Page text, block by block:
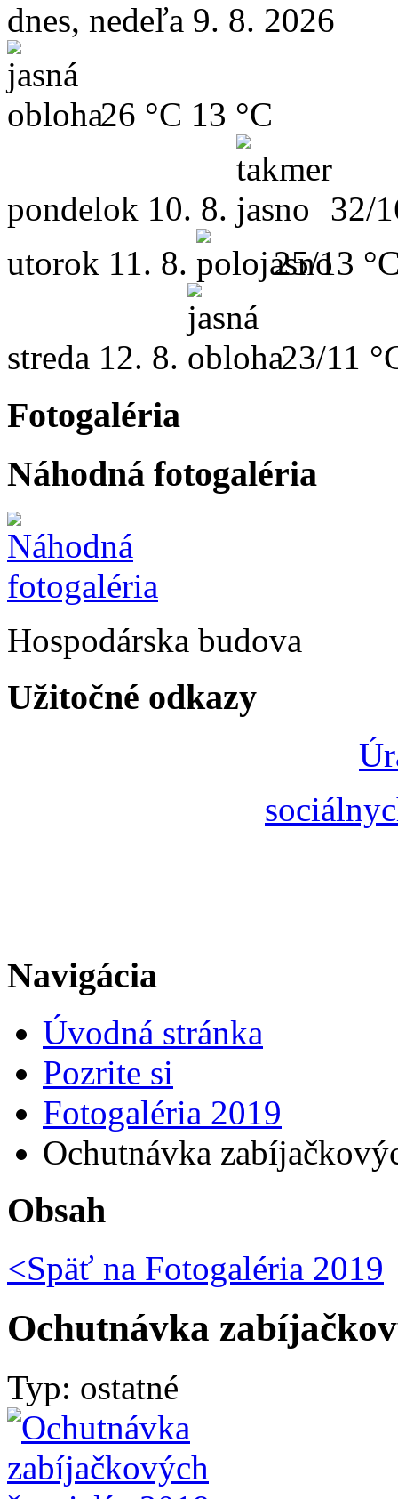
dnes, nedeľa 9. 8. 2026
26 °C 13 °C
pondelok 10. 8.
32/
utorok 11. 8. 25/13
streda 12. 8. 23/11
Fotogaléria
Náhodná fotogaléria
Hospodárska budova
Užitočné odkazy
Navigácia
Úvodná stránka
Pozrite si
Fotogaléria 2019
Ochutnávka
Obsah
<Späť na Fotogaléria 2019
Ochutnávka
Typ: ostatné